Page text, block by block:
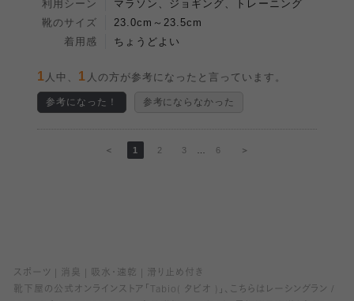
利用シーン
マラソン、ジョギング、トレーニング
靴のサイズ
23.0cm～23.5cm
着用感
ちょうどよい
1 人中、 1 人の方が参考になったと言っています。
参考になった！ 参考にならなかった
＜ 1 2 3 … 6 ＞
スポーツ 消臭 吸水・速乾
滑り止め付き
靴下屋の公式オンラインストア「Tabio( タビオ )」、こちらはレーシングラン /